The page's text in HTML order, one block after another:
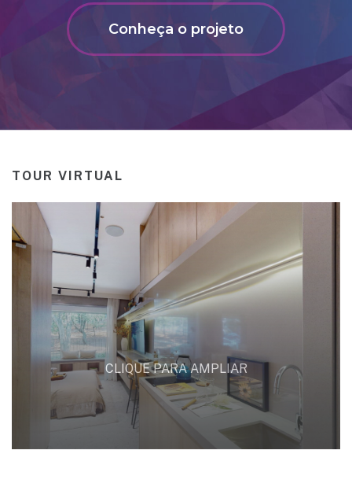
Conheça o projeto
TOUR VIRTUAL
CLIQUE PARA AMPLIAR